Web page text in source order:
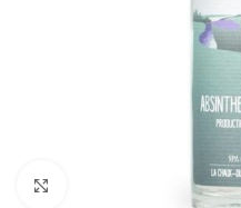
Klicken um zu vergrößern